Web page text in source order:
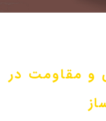
و مقاومت در